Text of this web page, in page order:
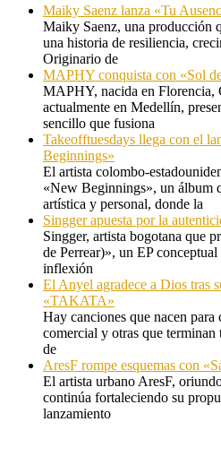
Maiky Saenz lanza «Tu
Maiky Saenz, una producción
una historia de resiliencia,
Originario de
MAPHY conquista con «Sol
MAPHY, nacida en Florencia,
actualmente en Medellín,
sencillo que fusiona
Takeofftuesdays llega con el
Beginnings»
El artista colombo-
«New Beginnings», un álbum
artística y personal, donde la
Singger apuesta por la
Singger, artista bogotana que
de Perrear)», un EP
inflexión
El Anyel agradece a Dios tras
«TAKATA»
Hay canciones que nacen
comercial y otras que
de
AresF rompe esquemas con
El artista urbano AresF,
continúa fortaleciendo su
lanzamiento